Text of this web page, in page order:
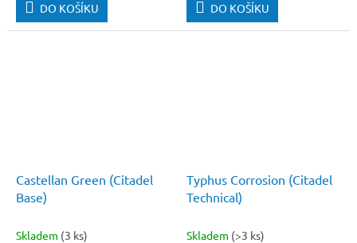
DO KOŠÍKU DO KOŠÍKU
Castellan Green (Citadel
Base)
Skladem (3 ks)
Typhus Corrosion (Citadel
Technical)
Skladem (>3 ks)